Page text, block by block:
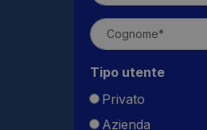
Tipo utente
Privato
Azienda